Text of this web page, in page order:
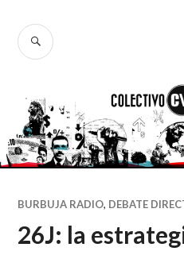
contenido
BUSCAR
BURBUJA RADIO, DEBATE
26J: la